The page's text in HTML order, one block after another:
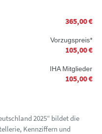
365,00 €
Vorzugspreis*
105,00 €
IHA Mitglieder
105,00 €
2025“ bildet die
Kennziffern und